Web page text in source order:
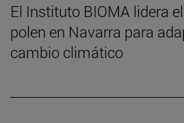
El Instituto BIOMA lidera
polen en Navarra para
cambio climático